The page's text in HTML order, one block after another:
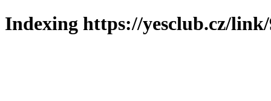
Indexing https://yesclub.cz/link/